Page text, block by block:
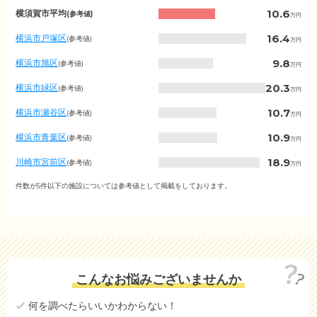
神
奈
川
県
の
月
額
費
用
場
区
村
横須賀市平均(参考値) 10.6万円
横浜市戸塚区(参考値) 16.4万円
横浜市旭区(参考値) 9.8万円
横浜市緑区(参考値) 20.3万円
横浜市瀬谷区(参考値) 10.7万円
横浜市青葉区(参考値) 10.9万円
川崎市宮前区(参考値) 18.9万円
相模原市緑区(参考値)
11.2
小田原市(参考値) 10.3
13.2
綾瀬市(参考値)
件数が5件以下の施設については参考値として掲載をしております。
こんなお悩みございませんか
何を調べたらいいかわからない！